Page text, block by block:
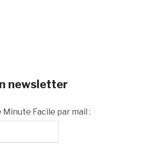
newsletter
Minute Facile par mail :